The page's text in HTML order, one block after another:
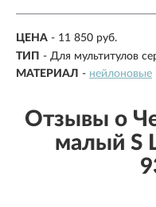
ЦЕНА - 11 850 руб.
ТИП - Для мультитулов
МАТЕРИАЛ - нейлоновые
Отзывы о
малый S